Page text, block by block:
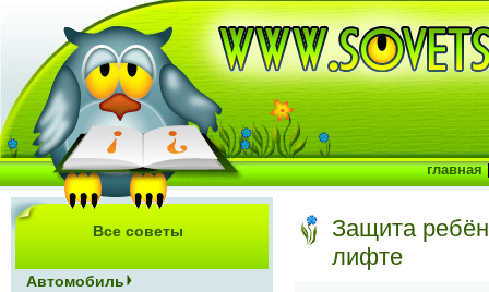
Защита
лифте
Все советы
Автомобиль
главная